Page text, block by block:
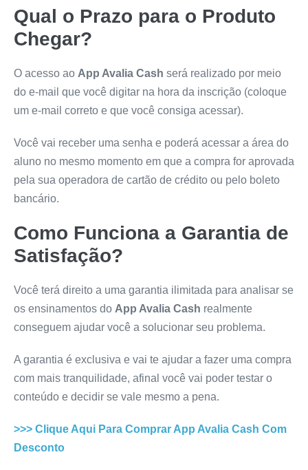
Qual o Prazo para o Produto
Chegar?
O acesso ao App Avalia Cash será realizado por meio
do e-mail que você digitar na hora da inscrição (coloque
um e-mail correto e que você consiga acessar).
Você vai receber uma senha e poderá acessar a área do
aluno no mesmo momento em que a compra for aprovada
pela sua operadora de cartão de crédito ou pelo boleto
bancário.
Como Funciona a Garantia de
Satisfação?
Você terá direito a uma garantia ilimitada para analisar se
os ensinamentos do App Avalia Cash realmente
conseguem ajudar você a solucionar seu problema.
A garantia é exclusiva e vai te ajudar a fazer uma compra
com mais tranquilidade, afinal você vai poder testar o
conteúdo e decidir se vale mesmo a pena.
>>> Clique Aqui Para Comprar App Avalia Cash Com
Desconto